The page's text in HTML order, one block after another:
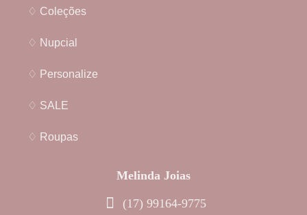
♢ Coleções
♢ Nupcial
♢ Personalize
♢ SALE
♢ Roupas
Melinda Joias
(17) 99164-9775